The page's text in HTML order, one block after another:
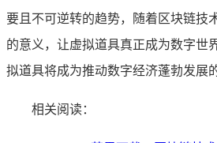
要且不可逆转的趋势，随着区块链技
的意义，让虚拟道具真正成为数字世
拟道具将成为推动数字经济蓬勃发展
相关阅读：